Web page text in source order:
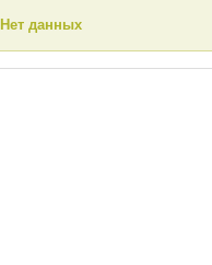
Нет данных